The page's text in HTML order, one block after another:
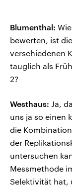
Blumenthal:
bewerten, ist
verschiedenen
tauglich als
2?
Westhaus: Ja,
uns ja so einen
die
der
untersuchen
Messmethode
Selektivität hat,